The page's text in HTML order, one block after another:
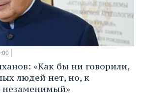
«Как бы ни говорили,
людей нет, но, к
незаменимый»